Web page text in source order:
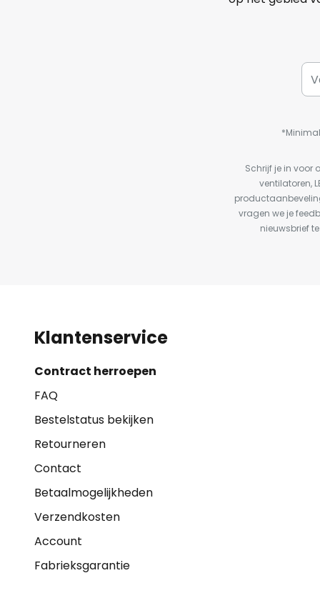
Schrijf je in voor
ventilatoren,
vragen we je
nieuwsbrief
Klantenservice
Contract herroepen
FAQ
Bestelstatus bekijken
Retourneren
Contact
Betaalmogelijkheden
Verzendkosten
Account
Fabrieksgarantie